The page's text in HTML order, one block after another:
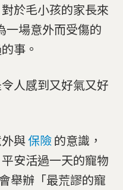
於毛小孩的家長來
一場意外而受傷的
事。
人感到又好氣又好
與保險的意識，
安活過一天的寵物
舉辦「最荒謬的寵